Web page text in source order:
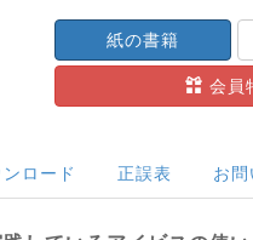
紙の書籍
会員
ンロード 正誤表 お